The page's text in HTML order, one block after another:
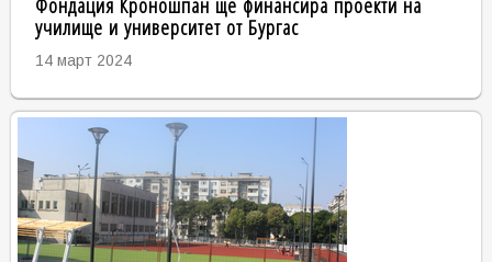
училище и университет от Бургас
14 март 2024